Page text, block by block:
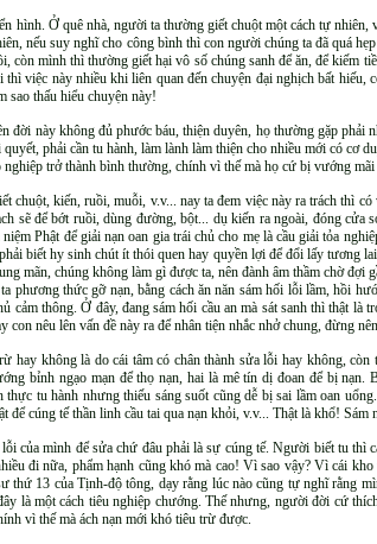
hình. Ở quê nhà, người ta thường giết chuột một cách tự
nếu suy nghĩ cho công bình thì con người chúng ta đã quá
còn mình thì thường giết hại vô số chúng sanh để ăn, để kiếm
việc này nhiều khi liên quan đến chuyện đại nghịch bất
sao thấu hiểu chuyện này!
đời này không đủ phước báu, thiện duyên, họ thường gặp
phải cần tu hành, làm lành làm thiện cho nhiều mới có cơ
trở thành bình thường, chính vì thế mà họ cứ bị vướng
chuột, kiến, ruồi, muỗi, v.v... nay ta đem việc này ra trách thì
sẽ để bớt ruồi, dùng đường, bột... dụ kiến ra ngoài, đóng
Phật để giải nạn oan gia trái chủ cho mẹ là cầu giải tỏa
biết hy sinh chút ít thói quen hay quyền lợi để đổi lấy tương
mãn, chúng không làm gì được ta, nên đành âm thầm chờ đợi
phương thức gỡ nạn, bằng cách ăn năn sám hối lỗi lầm, hồi
cảm thông. Ở đây, đang sám hối cầu an mà sát sanh thì thật
con nêu lên vấn đề này ra để nhân tiện nhắc nhở chung, đừng
hay không là do cái tâm có chân thành sửa lỗi hay không,
bỉnh ngạo mạn để thọ nạn, hai là mê tín dị đoan để bị
tu hành nhưng thiếu sáng suốt cũng dễ bị sai lầm oan
để cúng tế thần linh cầu tai qua nạn khỏi, v.v... Thật là khổ! Sám
của mình để sửa chứ đâu phải là sự cúng tế. Người biết tu
đi nữa, phẩm hạnh cũng khó mà cao! Vì sao vậy? Vì cái
13 của Tịnh-độ tông, dạy rằng lúc nào cũng tự nghĩ rằng
là một cách tiêu nghiệp chướng. Thế nhưng, người đời cứ
vì thế mà ách nạn mới khó tiêu trừ được.